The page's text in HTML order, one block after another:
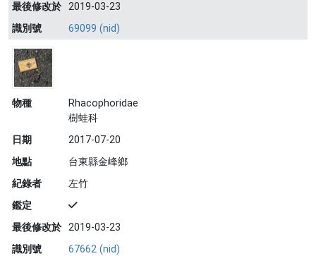
最後修改於 2019-03-23
識別號
69099 (nid)
物種
Rhacophoridae
樹蛙科
日期
2017-07-20
地點
台東縣金峰鄉
紀錄者
左竹
鑑定
最後修改於 2019-03-23
識別號
67662 (nid)